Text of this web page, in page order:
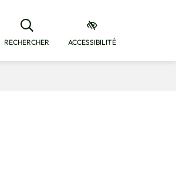
RECHERCHER ACCESSIBILITÉ